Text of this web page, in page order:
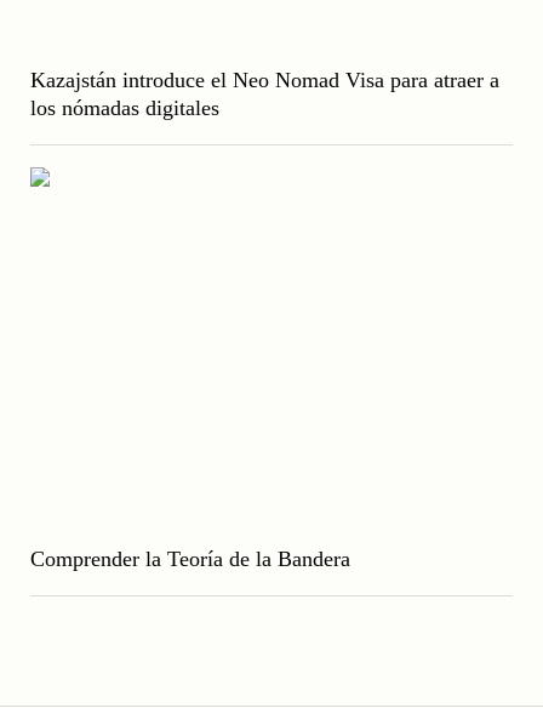
Kazajstán introduce el Neo Nomad Visa para atraer a
los nómadas digitales
Comprender la Teoría de la Bandera